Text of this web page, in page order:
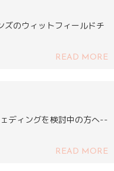
ズのウィットフィールドチ
READ MORE
ディングを検討中の方へ--
READ MORE